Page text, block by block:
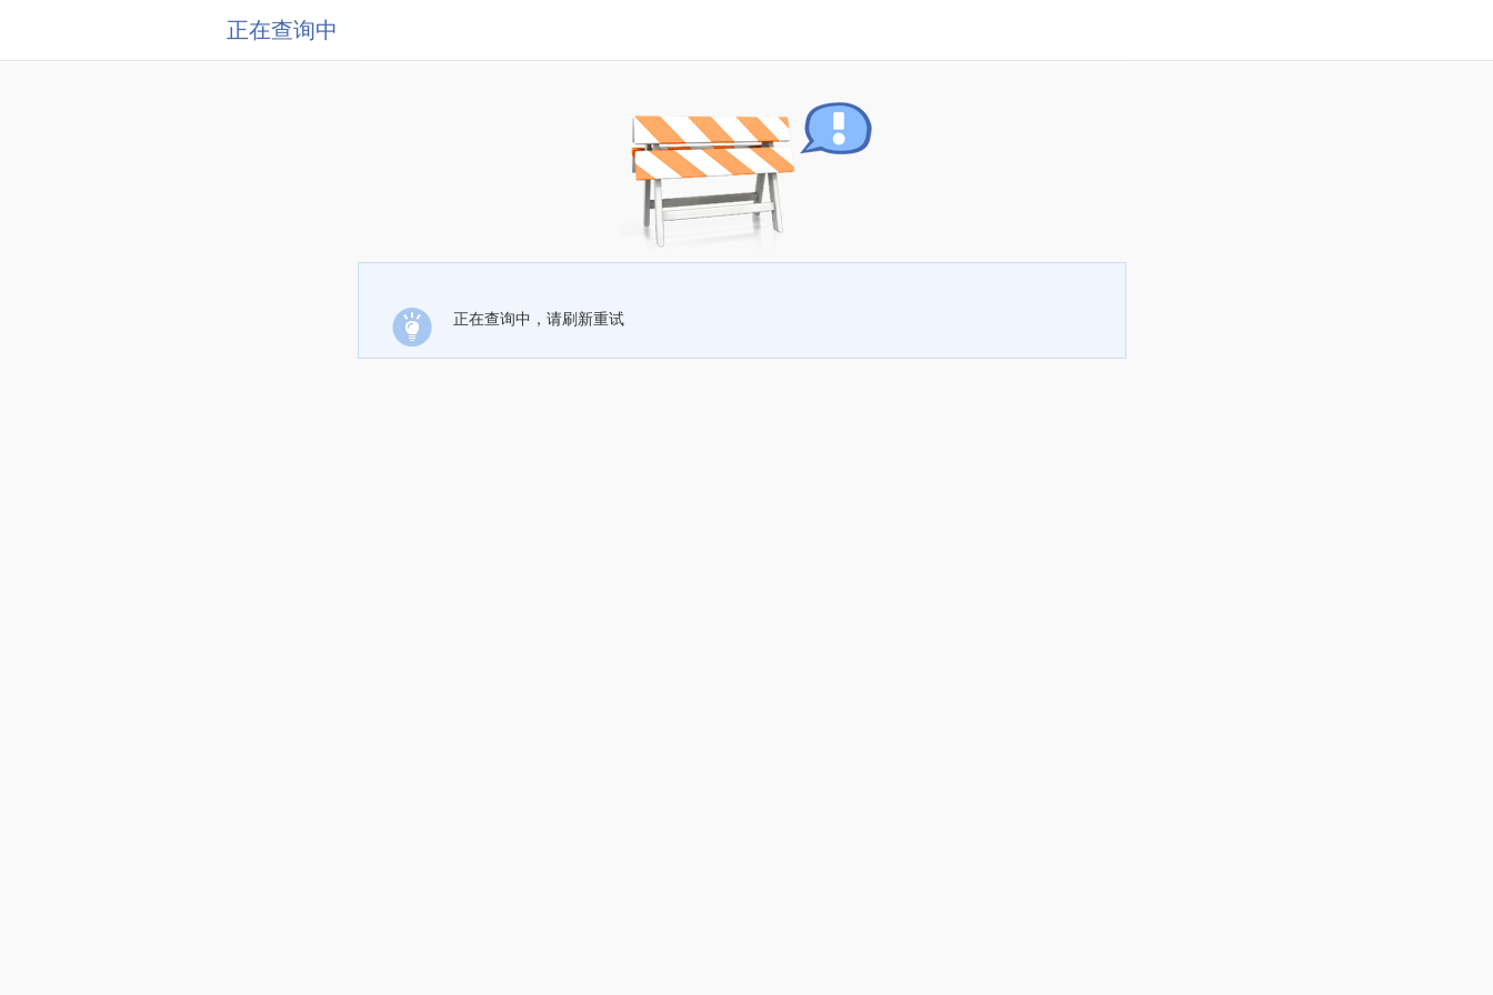
正在查询中
正在查询中，请刷新重试